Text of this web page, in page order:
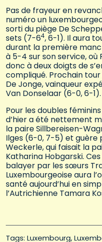
Pas de frayeur en
numéro un
sorti du piège De
sets (7-64, 6-1). Il aura
durant la première
à 5-4 sur son service,
donc à deux doigts de
compliqué. Prochain
De Jonge, vainqueur
Van Donselaar (6-0, 6-1).
Pour les doubles
d’hier a été nettement
la paire Sillbereisen-
Ilges (6-0, 7-5) et guère
Weckerle, qui faisait la
Katharina Hobgarski.
balayer par les sœurs
Luxembourgeoise aura
santé aujourd’hui en
l’Autrichienne Tamara
Tags: Luxembourg